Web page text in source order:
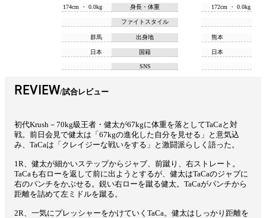
身長・体重
174cm ・ 0.0kg 172cm ・ 0.0kg
ファイトスタイル
出身地
群馬 熊本
国籍
日本 日本
SNS
REVIEW 試合レビュー
初代Krush－70kg級王者・健太が67kgに体重を落としてTaCaと対
戦。前日会見で健太は「67kgの進化した自分を見せる」と意気込
み、TaCaは「クレイジーな戦いをする」と激闘派らしく語った。
1R、健太が細かいステップからジャブ、前蹴り、右ストレート。
TaCaも右ローを返して前に出ようとするが、健太はTaCaのジャブに
右のパンチをかぶせる。鋭い右ローを蹴る健太。TaCaがパンチから
距離を詰めて左ミドルを蹴る。
2R、一気にプレッシャーをかけていくTaCa。健太はしっかり距離を